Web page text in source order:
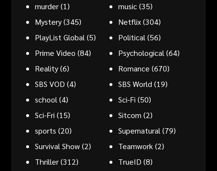
murder(1) music(35)
Mystery(345) Netflix(304)
PlayList Global (5) Political (56)
Prime Video (84) Psychological (64)
Reality(6) Romance (670)
SBS VOD (4) SBS World (19)
school (4) Sci-Fi (50)
Sci-Fri (15) Sitcom (2)
sports (20) Supernatural (79)
Survival Show(2) Teamwork (2)
Thriller(312) TrueID (8)